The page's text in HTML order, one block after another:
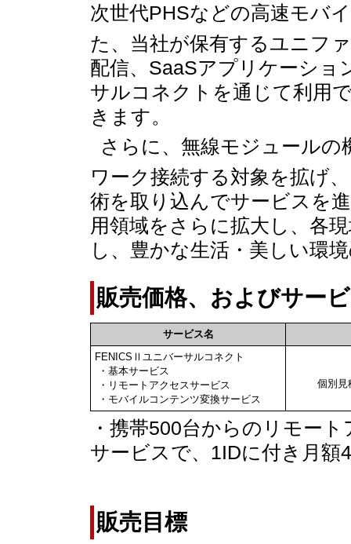
次世代PHSなどの高速モバ
た、当社が保有するユニフ
配信、SaaSアプリケーショ
サルコネクトを通じて利用
きます。
さらに、無線モジュール
ワーク接続する対象を拡げ
術を取り込んでサービスを
用領域をさらに拡大し、各
し、豊かな生活・美しい環
販売価格、およびサー
サービス名
FENICSⅡユニバーサルコネクト
・基本サービス
・リモートアクセスサービス
・モバイルコンテンツ変換サービス
個別見
・携帯500台からのリモー
サービスで、1IDに付き月額
販売目標